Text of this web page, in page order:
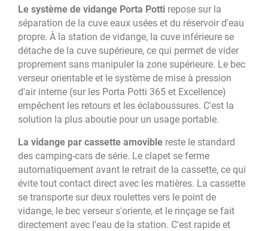
Le système de vidange Porta Potti repose sur la
séparation de la cuve eaux usées et du réservoir d'eau
propre. À la station de vidange, la cuve inférieure se
détache de la cuve supérieure, ce qui permet de vider
proprement sans manipuler la zone supérieure. Le bec
verseur orientable et le système de mise à pression
d'air interne (sur les Porta Potti 365 et Excellence)
empêchent les retours et les éclaboussures. C'est la
solution la plus aboutie pour un usage portable.
La vidange par cassette amovible reste le standard
des camping-cars de série. Le clapet se ferme
automatiquement avant le retrait de la cassette, ce qui
évite tout contact direct avec les matières. La cassette
se transporte sur deux roulettes vers le point de
vidange, le bec verseur s'oriente, et le rinçage se fait
directement avec l'eau de la station. C'est rapide et